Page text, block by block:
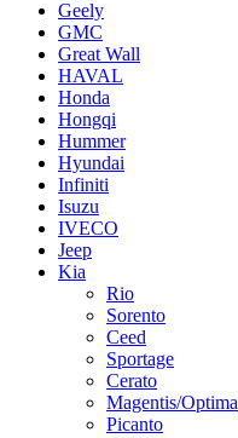
Geely
GMC
Great Wall
HAVAL
Honda
Hongqi
Hummer
Hyundai
Infiniti
Isuzu
IVECO
Jeep
Kia
Rio
Sorento
Ceed
Sportage
Cerato
Magentis/Optima
Picanto